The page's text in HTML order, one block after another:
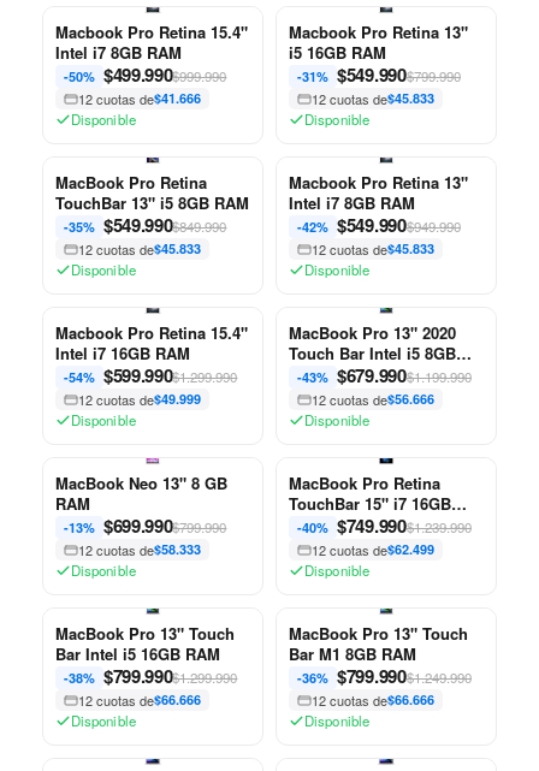
Macbook Pro Retina 15.4"
Intel i7 8GB RAM
-50% $499.990$999.990
12 cuotas de$41.666
Disponible
Macbook Pro Retina 13"
i5 16GB RAM
-31% $549.990$799.990
12 cuotas de$45.833
Disponible
MacBook Pro Retina
TouchBar 13" i5 8GB RAM
-35% $549.990$849.990
12 cuotas de$45.833
Disponible
Macbook Pro Retina 13"
Intel i7 8GB RAM
-42% $549.990$949.990
12 cuotas de$45.833
Disponible
Macbook Pro Retina 15.4"
Intel i7 16GB RAM
-54% $599.990$1.299.990
12 cuotas de$49.999
Disponible
MacBook Pro 13" 2020
Touch Bar Intel i5 8GB
RAM
-43% $679.990$1.199.990
12 cuotas de$56.666
Disponible
MacBook Neo 13" 8 GB
RAM
-13% $699.990$799.990
12 cuotas de$58.333
Disponible
MacBook Pro Retina
TouchBar 15" i7 16GB
RAM
-40% $749.990$1.239.990
12 cuotas de$62.499
Disponible
MacBook Pro 13" Touch
Bar Intel i5 16GB RAM
-38% $799.990$1.299.990
12 cuotas de$66.666
Disponible
MacBook Pro 13" Touch
Bar M1 8GB RAM
-36% $799.990$1.249.990
12 cuotas de$66.666
Disponible